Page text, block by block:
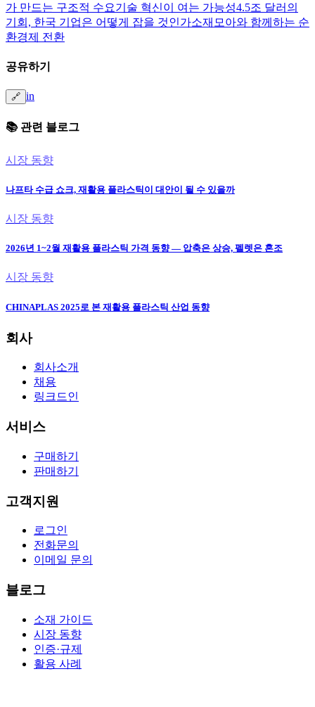
가 만드는 구조적 수요기술 혁신이 여는 가능성4.5조 달러의
기회, 한국 기업은 어떻게 잡을 것인가소재모아와 함께하는 순
환경제 전환
공유하기
🔗 in
📚 관련 블로그
시장 동향
나프타 수급 쇼크, 재활용 플라스틱이 대안이 될 수 있을까
시장 동향
2026년 1~2월 재활용 플라스틱 가격 동향 — 압축은 상승, 펠렛은 혼조
시장 동향
CHINAPLAS 2025로 본 재활용 플라스틱 산업 동향
회사
회사소개
채용
링크드인
서비스
구매하기
판매하기
고객지원
로그인
전화문의
이메일 문의
블로그
소재 가이드
시장 동향
인증·규제
활용 사례